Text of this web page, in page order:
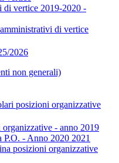
vertice 2019-2020 -
di vertice
2026
non generali)
posizioni organizzative
- anno 2019
- Anno 2020 2021
posizioni organizzative